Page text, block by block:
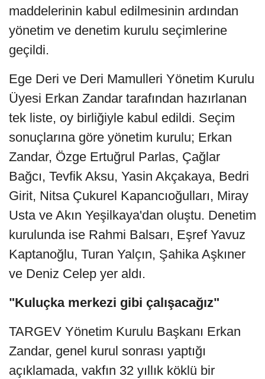
maddelerinin kabul edilmesinin ardından
yönetim ve denetim kurulu seçimlerine
geçildi.
Ege Deri ve Deri Mamulleri Yönetim Kurulu
Üyesi Erkan Zandar tarafından hazırlanan
tek liste, oy birliğiyle kabul edildi. Seçim
sonuçlarına göre yönetim kurulu; Erkan
Zandar, Özge Ertuğrul Parlas, Çağlar
Bağcı, Tevfik Aksu, Yasin Akçakaya, Bedri
Girit, Nitsa Çukurel Kapancıoğulları, Miray
Usta ve Akın Yeşilkaya'dan oluştu. Denetim
kurulunda ise Rahmi Balsarı, Eşref Yavuz
Kaptanoğlu, Turan Yalçın, Şahika Aşkıner
ve Deniz Celep yer aldı.
"Kuluçka merkezi gibi çalışacağız"
TARGEV Yönetim Kurulu Başkanı Erkan
Zandar, genel kurul sonrası yaptığı
açıklamada, vakfın 32 yıllık köklü bir